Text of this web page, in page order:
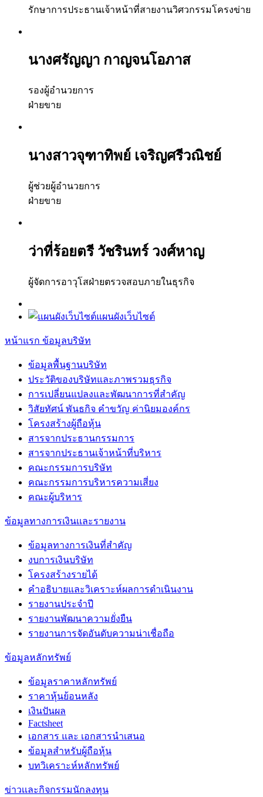
รักษาการประธานเจ้าหน้าที่สายงานวิศวกรรมโครงข่าย
นางศรัญญา กาญจนโอภาส
รองผู้อำนวยการ
ฝ่ายขาย
นางสาวจุฑาทิพย์ เจริญศรีวณิชย์
ผู้ช่วยผู้อำนวยการ
ฝ่ายขาย
ว่าที่ร้อยตรี วัชรินทร์ วงศ์หาญ
ผู้จัดการอาวุโสฝ่ายตรวจสอบภายในธุรกิจ
แผนผังเว็บไซต์
หน้าแรก ข้อมูลบริษัท
ข้อมูลพื้นฐานบริษัท
ประวัติของบริษัทและภาพรวมธุรกิจ
การเปลี่ยนแปลงและพัฒนาการที่สำคัญ
วิสัยทัศน์ พันธกิจ คำขวัญ ค่านิยมองค์กร
โครงสร้างผู้ถือหุ้น
สารจากประธานกรรมการ
สารจากประธานเจ้าหน้าที่บริหาร
คณะกรรมการบริษัท
คณะกรรมการบริหารความเสี่ยง
คณะผู้บริหาร
ข้อมูลทางการเงินเเละรายงาน
ข้อมูลทางการเงินที่สำคัญ
งบการเงินบริษัท
โครงสร้างรายได้
คำอธิบายและวิเคราะห์ผลการดำเนินงาน
รายงานประจำปี
รายงานพัฒนาความยั่งยืน
รายงานการจัดอันดับความน่าเชื่อถือ
ข้อมูลหลักทรัพย์
ข้อมูลราคาหลักทรัพย์
ราคาหุ้นย้อนหลัง
เงินปันผล
Factsheet
เอกสาร และ เอกสารนำเสนอ
ข้อมูลสำหรับผู้ถือหุ้น
บทวิเคราะห์หลักทรัพย์
ข่าวเเละกิจกรรมนักลงทุน